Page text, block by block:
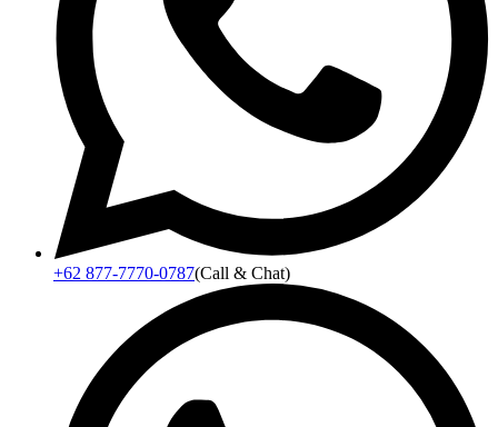
+62 877-7770-0787(Call & Chat)